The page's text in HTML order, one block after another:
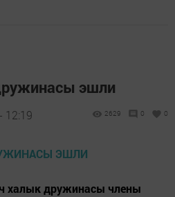
эшли
12:19 2629 0 0
халык дружинасы члены